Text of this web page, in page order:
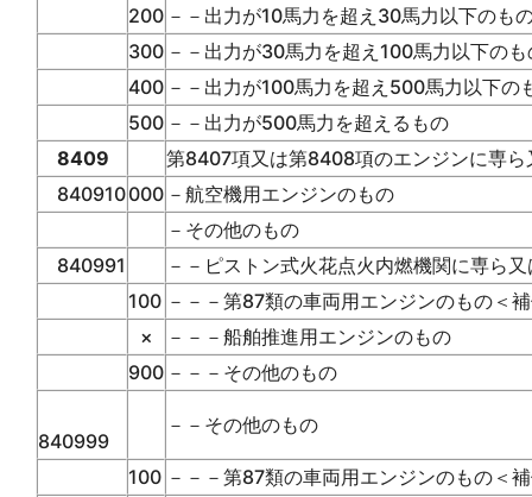
200 －－出力が10馬力を超え30馬力以下のも
300 －－出力が30馬力を超え100馬力以下のも
400 －－出力が100馬力を超え500馬力以下の
500 －－出力が500馬力を超えるもの
8409
第8407項又は第8408項のエンジンに専
840910000 －航空機用エンジンのもの
－その他のもの
840991
－－ピストン式火花点火内燃機関に専ら
100 －－－第87類の車両用エンジンのもの＜
×
－－－船舶推進用エンジンのもの
900 －－－その他のもの
840999
－－その他のもの
100 －－－第87類の車両用エンジンのもの＜